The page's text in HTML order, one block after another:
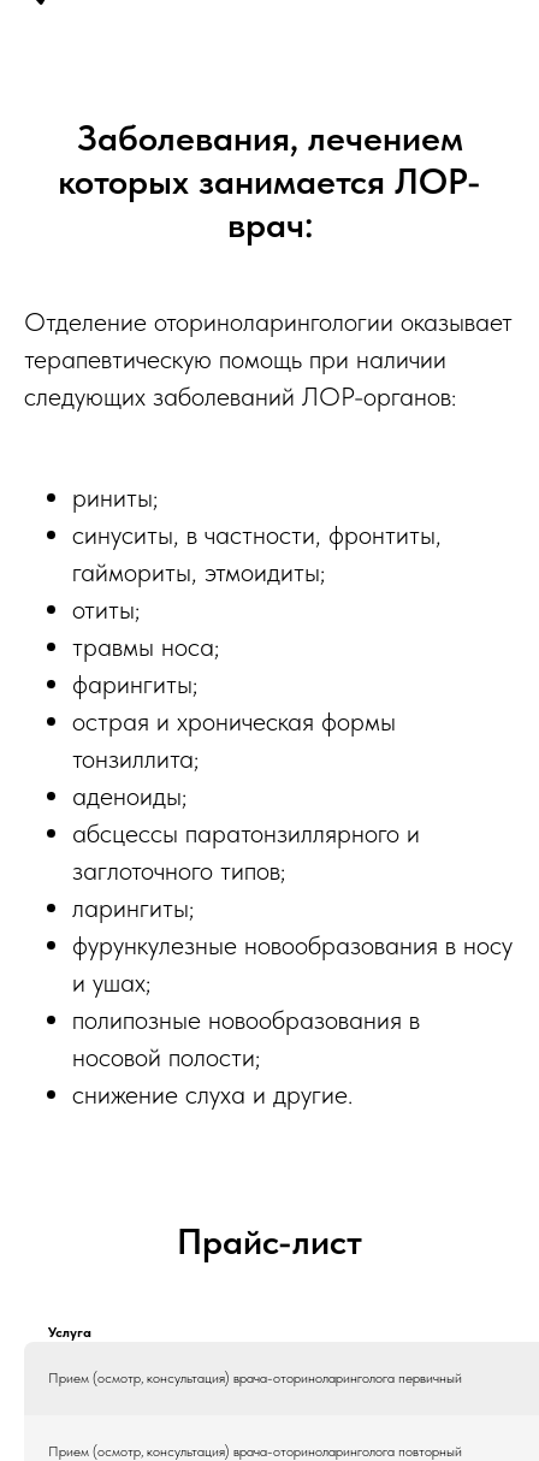
Заболевания, лечением
которых занимается ЛОР-
врач:
Отделение оториноларингологии оказывает
терапевтическую помощь при наличии
следующих заболеваний ЛОР-органов:
риниты;
синуситы, в частности, фронтиты,
гаймориты, этмоидиты;
отиты;
травмы носа;
фарингиты;
острая и хроническая формы
тонзиллита;
аденоиды;
абсцессы паратонзиллярного и
заглоточного типов;
ларингиты;
фурункулезные новообразования в носу
и ушах;
полипозные новообразования в
носовой полости;
снижение слуха и другие.
Прайс-лист
Услуга
Прием (осмотр, консультация) врача-оториноларинголога первичный
Прием (осмотр, консультация) врача-оториноларинголога повторный